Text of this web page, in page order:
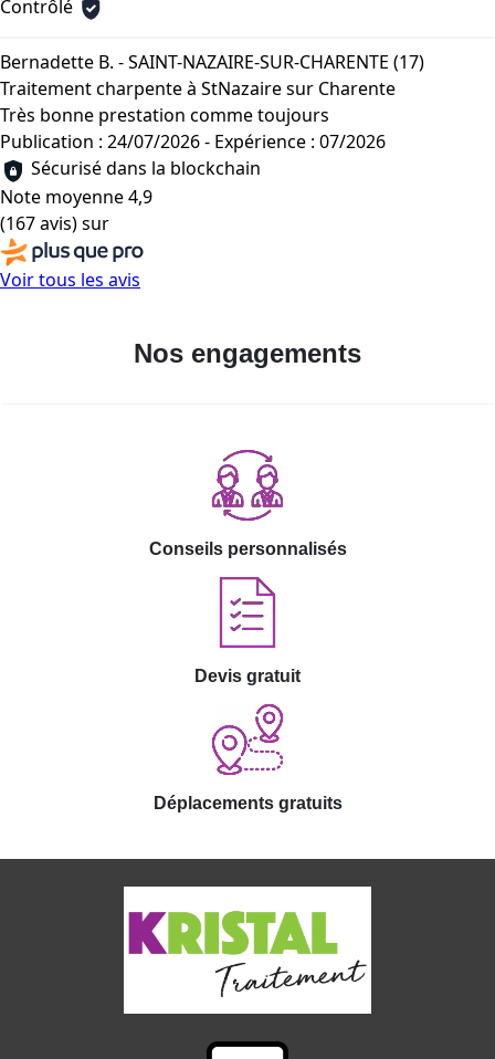
Contrôlé
Bernadette B. - SAINT-NAZAIRE-SUR-CHARENTE (17)
Traitement charpente à StNazaire sur Charente
Très bonne prestation comme toujours
Publication : 24/07/2026- Expérience : 07/2026
Sécurisé dans la blockchain
Note moyenne4,9
(167 avis)sur
Voir tous les avis
Nos engagements
Conseils personnalisés
Devis gratuit
Déplacements gratuits